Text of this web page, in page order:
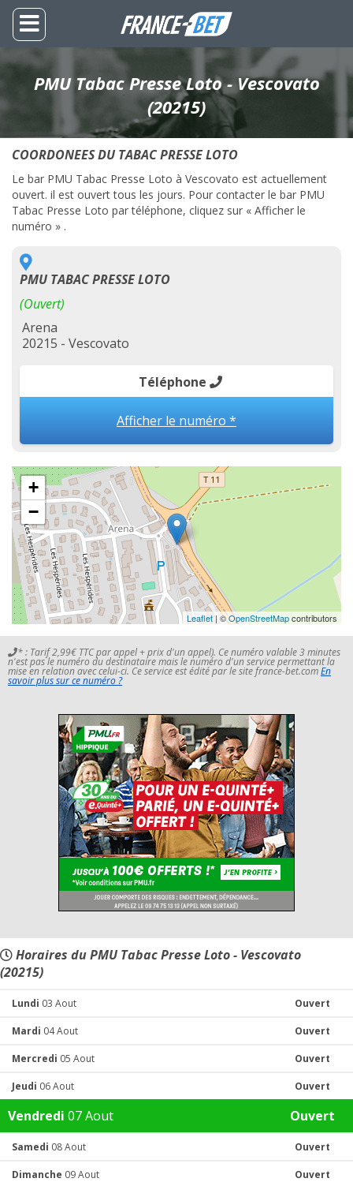
PMU Tabac Presse Loto - Vescovato
(20215)
COORDONEES DU TABAC PRESSE LOTO
Le bar PMU Tabac Presse Loto à Vescovato est actuellement
ouvert. il est ouvert tous les jours. Pour contacter le bar PMU
Tabac Presse Loto par téléphone, cliquez sur « Afficher le
numéro » .
PMU TABAC PRESSE LOTO
(Ouvert)
Arena
20215 - Vescovato
Téléphone
Afficher le numéro *
+
−
Leaflet | ©OpenStreetMapcontributors
* : Tarif 2,99€ TTC par appel + prix d'un appel). Ce numéro valable 3 minutes
n'est pas le numéro du destinataire mais le numéro d'un service permettant la
mise en relation avec celui-ci. Ce service est édité par le site france-bet.comEn
savoir plus sur ce numéro ?
Horaires du PMU Tabac Presse Loto - Vescovato
(20215)
Lundi 03 Aout Ouvert
Mardi 04 Aout Ouvert
Mercredi 05 Aout Ouvert
Jeudi 06 Aout Ouvert
Vendredi 07 Aout Ouvert
Samedi 08 Aout Ouvert
Dimanche 09 Aout Ouvert